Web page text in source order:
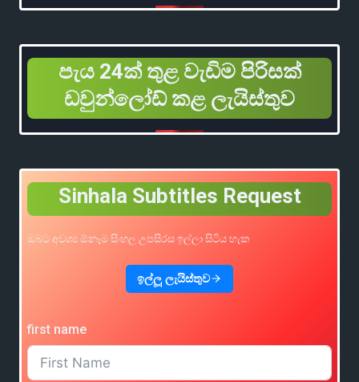
පැය 24ක් තුළ වැඩිම පිරිසක්
ඩවුන්ලෝඩ් කළ ලැයිස්තුව
Sinhala Subtitles Request
ඔබට අවශ්‍ය ඕනෑම සිංහල උපසිරස ඉල්ලා සිටිය හැක
ඉල්ලූ ලැයිස්තුව
first name